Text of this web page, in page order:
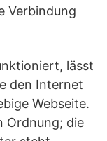
Verbindung
lässt
den Internet
Webseite.
Ordnung; die